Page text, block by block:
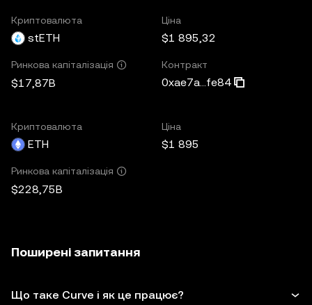
Криптовалюта
stETH
Ціна
$1 895,32
Ринкова капіталізація
$17,87B
Контракт
0xae7a...fe84
Криптовалюта
ETH
Ціна
$1 895
Ринкова капіталізація
$228,75B
Поширені запитання
Що таке Curve і як це працює?